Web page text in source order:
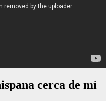
cerca de mí